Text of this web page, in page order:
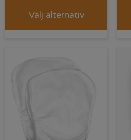
Välj alternativ